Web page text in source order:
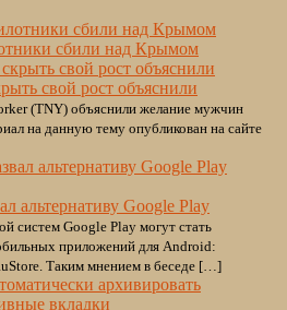
сбили над Крымом
свой рост объяснили
(TNY) объяснили желание мужчин
на данную тему опубликован на сайте
альтернативу Google Play
систем Google Play могут стать
приложений для Android:
Таким мнением в беседе […]